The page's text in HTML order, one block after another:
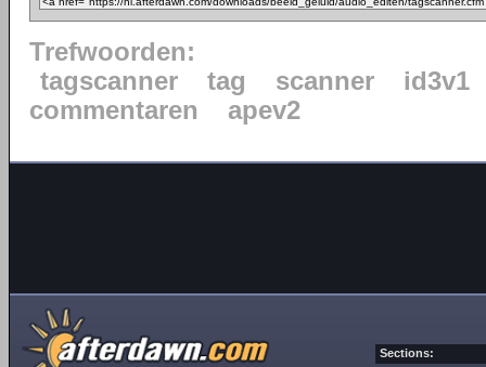
Trefwoorden:
tagscanner
tag scanner
id3v1
commentaren
apev2
Sections: